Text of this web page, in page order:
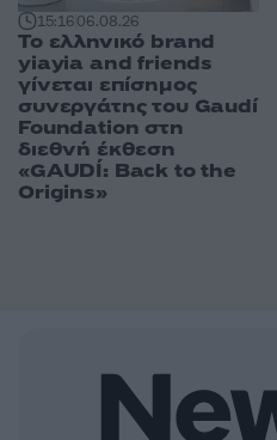
15:1606.08.26
Το ελληνικό brand
yiayia and friends
γίνεται επίσημος
συνεργάτης του Gaudí
Foundation στη
διεθνή έκθεση
«GAUDÍ: Back to the
Origins»